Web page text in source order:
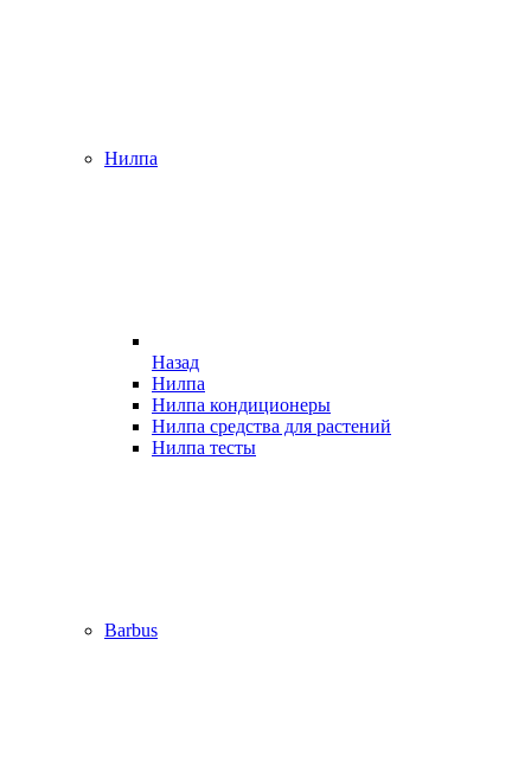
Нилпа
Назад
Нилпа
Нилпа кондиционеры
Нилпа средства для растений
Нилпа тесты
Barbus